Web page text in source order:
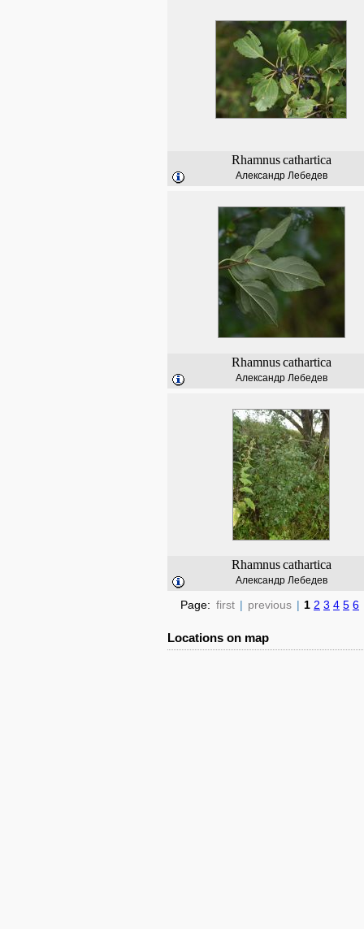
Rhamnus cathartica
Александр Лебедев
Rhamnus cathartica
Александр Лебедев
Rhamnus cathartica
Александр Лебедев
Page: first | previous | 1 2 3 4 5 6
Locations on map